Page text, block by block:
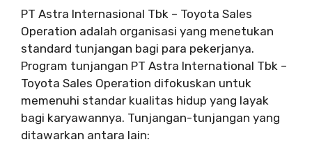
PT Astra Internasional Tbk – Toyota Sales
Operation adalah organisasi yang menetukan
standard tunjangan bagi para pekerjanya.
Program tunjangan PT Astra International Tbk –
Toyota Sales Operation difokuskan untuk
memenuhi standar kualitas hidup yang layak
bagi karyawannya. Tunjangan-tunjangan yang
ditawarkan antara lain: